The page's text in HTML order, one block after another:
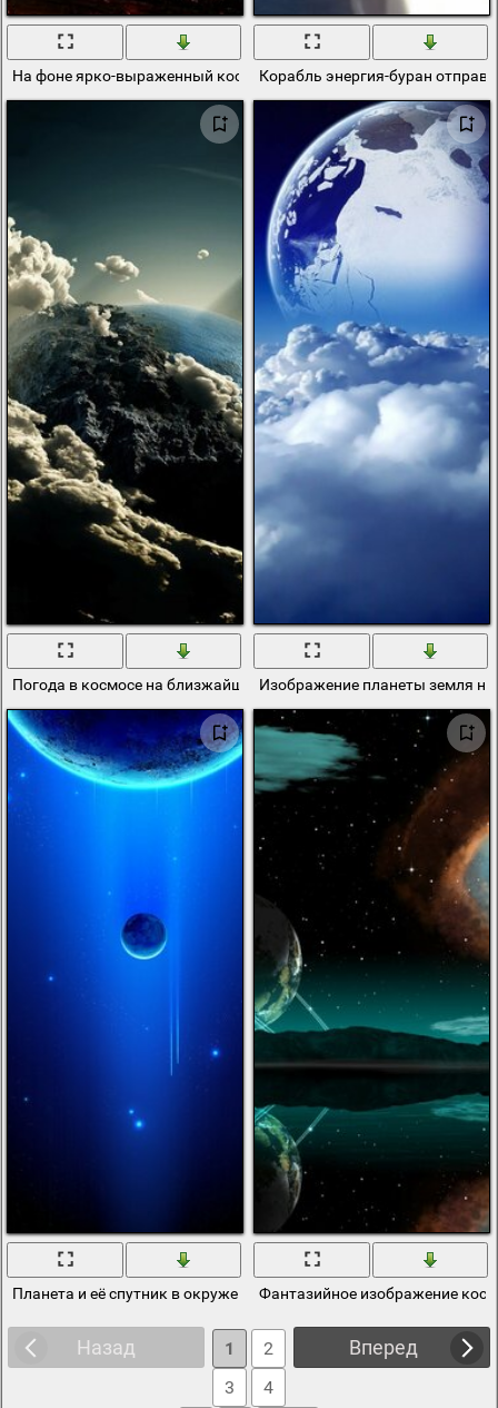
На фоне ярко-выраженный космос 3d портрет
Корабль энергия-буран
Погода в космосе на близжайшее будущееИзображение планеты земля
Планета и её спутник в окружении звезд в темном космосе
Фантазийное изображение
Назад Вперед
1
2
3
4